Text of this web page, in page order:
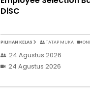
DiSC
PILIHAN KELAS TATAP MUKA
24 Agustus 2026
24 Agustus 2026